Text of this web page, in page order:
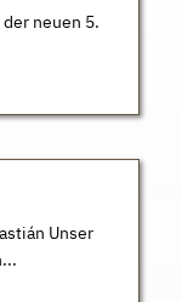
neuen 5.
Unser